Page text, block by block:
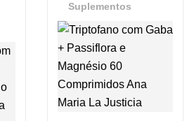
Suplementos